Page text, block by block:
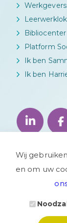
Bibliocenter
Platform
Ik ben
Ik ben
Wij
en om uw